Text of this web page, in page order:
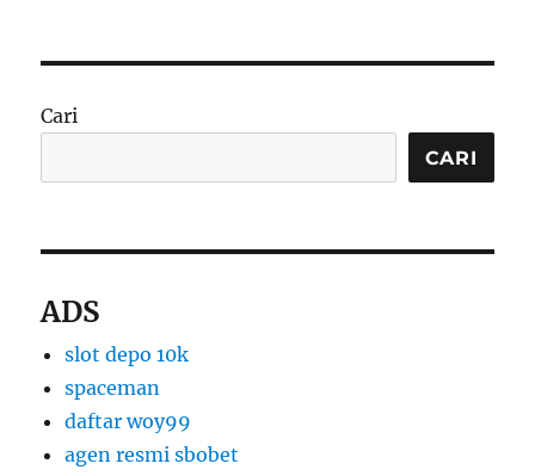
Cari
CARI
ADS
slot depo 10k
spaceman
daftar woy99
agen resmi sbobet